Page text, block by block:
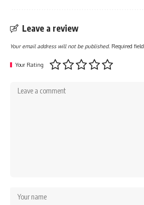
Leave a review
Your email address will not be published. Required
Your Rating